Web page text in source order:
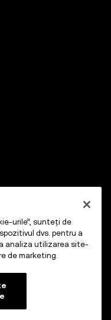
urile”, sunteți de
dvs. pentru a
analiza utilizarea site-
de marketing.